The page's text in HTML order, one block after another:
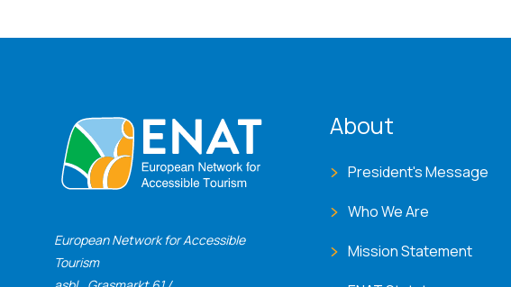
European Network for Accessible
Tourism
ENAT menu
About
President's Message
Who We Are
Mission Statement